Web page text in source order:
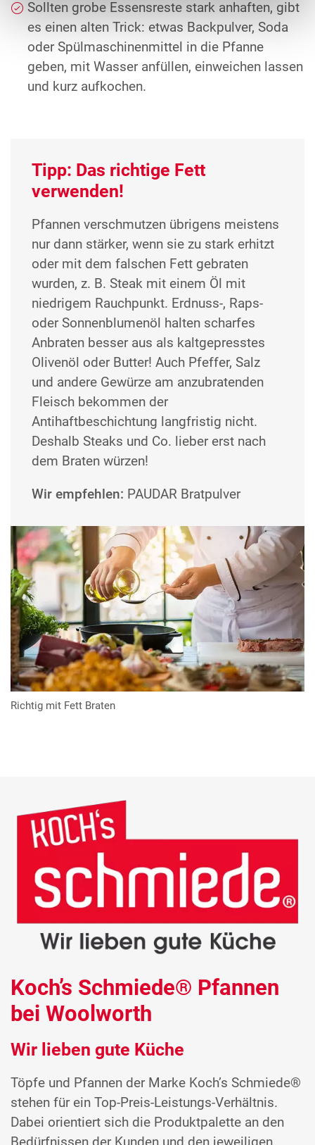
Sollten grobe Essensreste stark anhaften, gibt
es einen alten Trick: etwas Backpulver, Soda
oder Spülmaschinenmittel in die Pfanne
geben, mit Wasser anfüllen, einweichen lassen
und kurz aufkochen.
Tipp: Das richtige Fett
verwenden!
Pfannen verschmutzen übrigens meistens
nur dann stärker, wenn sie zu stark erhitzt
oder mit dem falschen Fett gebraten
wurden, z. B. Steak mit einem Öl mit
niedrigem Rauchpunkt. Erdnuss-, Raps-
oder Sonnenblumenöl halten scharfes
Anbraten besser aus als kaltgepresstes
Olivenöl oder Butter! Auch Pfeffer, Salz
und andere Gewürze am anzubratenden
Fleisch bekommen der
Antihaftbeschichtung langfristig nicht.
Deshalb Steaks und Co. lieber erst nach
dem Braten würzen!
Wir empfehlen: PAUDAR Bratpulver
Richtig mit Fett Braten
Koch’s Schmiede® Pfannen
bei Woolworth
Wir lieben gute Küche
Töpfe und Pfannen der Marke Koch’s Schmiede®
stehen für ein Top-Preis-Leistungs-Verhältnis.
Dabei orientiert sich die Produktpalette an den
Bedürfnissen der Kunden und den jeweiligen